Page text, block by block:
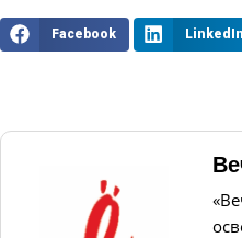
Facebook LinkedIn